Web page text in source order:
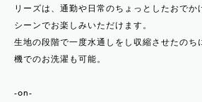
リーズは、通勤や日常のちょっとしたおで
シーンでお楽しみいただけます。
生地の段階で一度水通しをし収縮させたのち
機でのお洗濯も可能。
-on-